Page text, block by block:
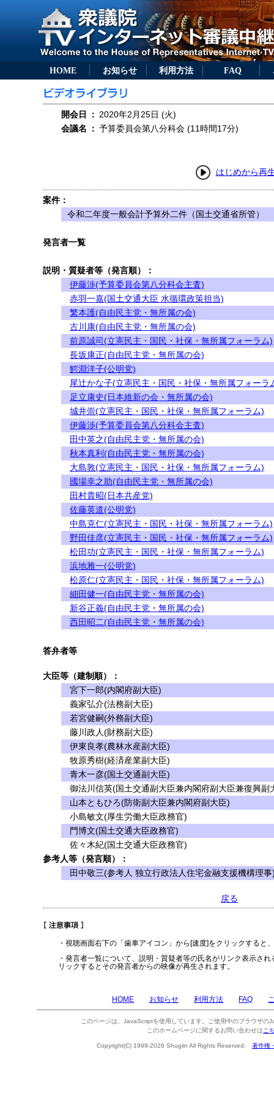
HOME お知らせ 利用方法 FAQ
開会日 ： 2020年2月25日 (火)
会議名
： 予算委員会第八分科会 (11時間17分)
はじめから再
案件：
令和二年度一般会計予算外二件（国土交通省所管）
発言者一覧
説明・質疑者等（発言順）：
伊藤渉(予算委員会第八分科会主査)
赤羽一嘉(国土交通大臣 水循環政策担当)
繁本護(自由民主党・無所属の会)
古川康(自由民主党・無所属の会)
前原誠司(立憲民主・国民・社保・無所属フォーラム)
長坂康正(自由民主党・無所属の会)
鰐淵洋子(公明党)
尾辻かな子(立憲民主・国民・社保・無所属フォーラ
足立康史(日本維新の会・無所属の会)
城井崇(立憲民主・国民・社保・無所属フォーラム)
伊藤渉(予算委員会第八分科会主査)
田中英之(自由民主党・無所属の会)
秋本真利(自由民主党・無所属の会)
大島敦(立憲民主・国民・社保・無所属フォーラム)
國場幸之助(自由民主党・無所属の会)
田村貴昭(日本共産党)
佐藤英道(公明党)
中島克仁(立憲民主・国民・社保・無所属フォーラム)
野田佳彦(立憲民主・国民・社保・無所属フォーラム)
松田功(立憲民主・国民・社保・無所属フォーラム)
浜地雅一(公明党)
松原仁(立憲民主・国民・社保・無所属フォーラム)
細田健一(自由民主党・無所属の会)
新谷正義(自由民主党・無所属の会)
西田昭二(自由民主党・無所属の会)
答弁者等
大臣等（建制順）：
宮下一郎(内閣府副大臣)
義家弘介(法務副大臣)
若宮健嗣(外務副大臣)
藤川政人(財務副大臣)
伊東良孝(農林水産副大臣)
牧原秀樹(経済産業副大臣)
青木一彦(国土交通副大臣)
御法川信英(国土交通副大臣兼内閣府副大臣兼復興副
山本ともひろ(防衛副大臣兼内閣府副大臣)
小島敏文(厚生労働大臣政務官)
門博文(国土交通大臣政務官)
佐々木紀(国土交通大臣政務官)
参考人等（発言順）：
田中敬三(参考人 独立行政法人住宅金融支援機構理事
戻る
・視聴画面右下の「歯車アイコン」から[速度]をクリックすると
・発言者一覧について、説明・質疑者等の氏名がリンク表示さ
リックするとその発言者からの映像が再生されます。
HOME お知らせ 利用方法 FAQ
このページは、JavaScriptを使用しています。ご使用中のブラウザの
このホームページに関するお問い合わせは こ
Copyright(C) 1999-2026 Shugiin All Rights Reserved. 著作権